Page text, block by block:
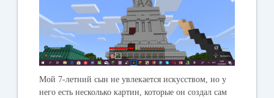
Мой 7-летний сын не увлекается искусством, но у
него есть несколько картин, которые он создал сам